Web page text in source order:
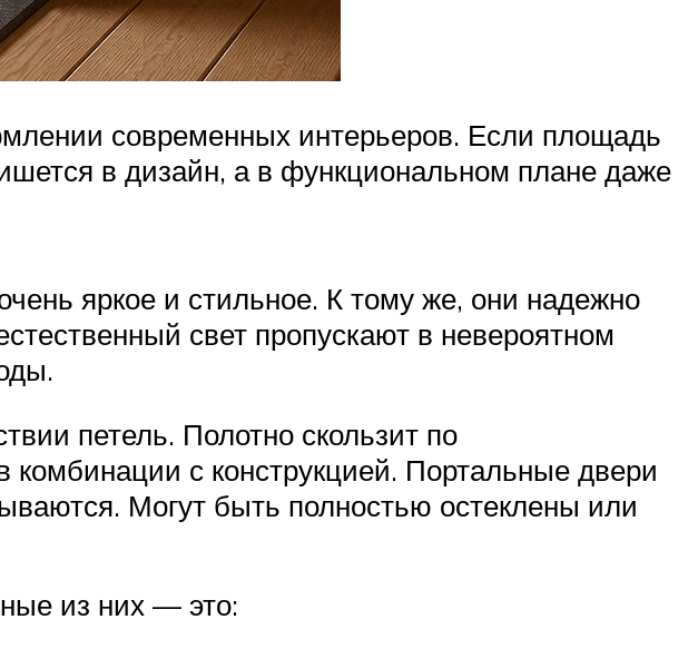
современных интерьеров. Если площадь
в дизайн, а в функциональном плане даже
яркое и стильное. К тому же, они надежно
свет пропускают в невероятном
петель. Полотно скользит по
с конструкцией. Портальные двери
Могут быть полностью остеклены или
из них — это: